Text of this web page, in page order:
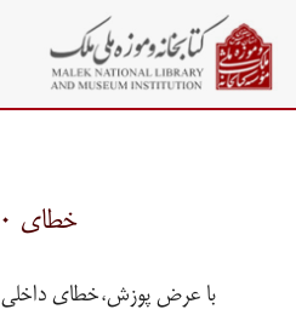
خطای ۵۰۰
با عرض پوزش،خطای